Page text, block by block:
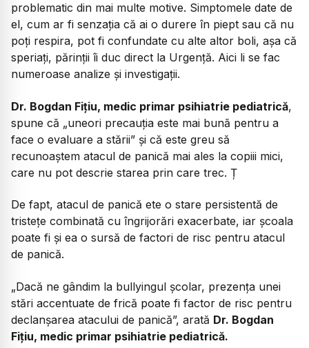
problematic din mai multe motive. Simptomele date de
el, cum ar fi senzația că ai o durere în piept sau că nu
poți respira, pot fi confundate cu alte altor boli, așa că
speriați, părinții îi duc direct la Urgență. Aici li se fac
numeroase analize și investigații.
Dr. Bogdan Fițiu, medic primar psihiatrie pediatrică,
spune că „uneori precauția este mai bună pentru a
face o evaluare a stării” și că este greu să
recunoaștem atacul de panică mai ales la copiii mici,
care nu pot descrie starea prin care trec. Ț
De fapt, atacul de panică ete o stare persistentă de
tristețe combinată cu îngrijorări exacerbate, iar școala
poate fi și ea o sursă de factori de risc pentru atacul
de panică.
„Dacă ne gândim la bullyingul școlar, prezența unei
stări accentuate de frică poate fi factor de risc pentru
declanșarea atacului de panică”, arată Dr. Bogdan
Fițiu, medic primar psihiatrie pediatrică.